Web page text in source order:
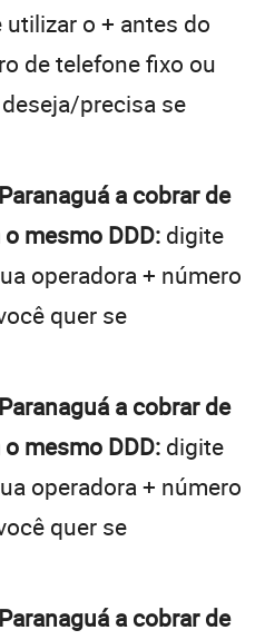
o + antes do
de telefone fixo ou
precisa se
a cobrar de
mesmo DDD: digite
operadora + número
quer se
a cobrar de
mesmo DDD: digite
operadora + número
quer se
a cobrar de